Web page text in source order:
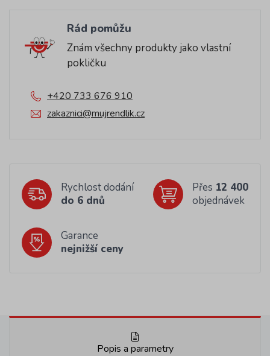
Rád pomůžu
Znám všechny produkty jako vlastní
pokličku
+420 733 676 910
zakaznici@mujrendlik.cz
Rychlost dodání
do 6 dnů
Přes 12 400
objednávek
Garance
nejnižší ceny
Popis a parametry